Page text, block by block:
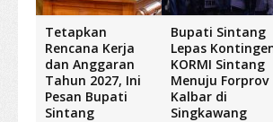
Tetapkan
Rencana Kerja
dan Anggaran
Tahun 2027, Ini
Pesan Bupati
Sintang
Bupati Sintang
Lepas
KORMI Sintang
Menuju Forprov
Kalbar di
Singkawang